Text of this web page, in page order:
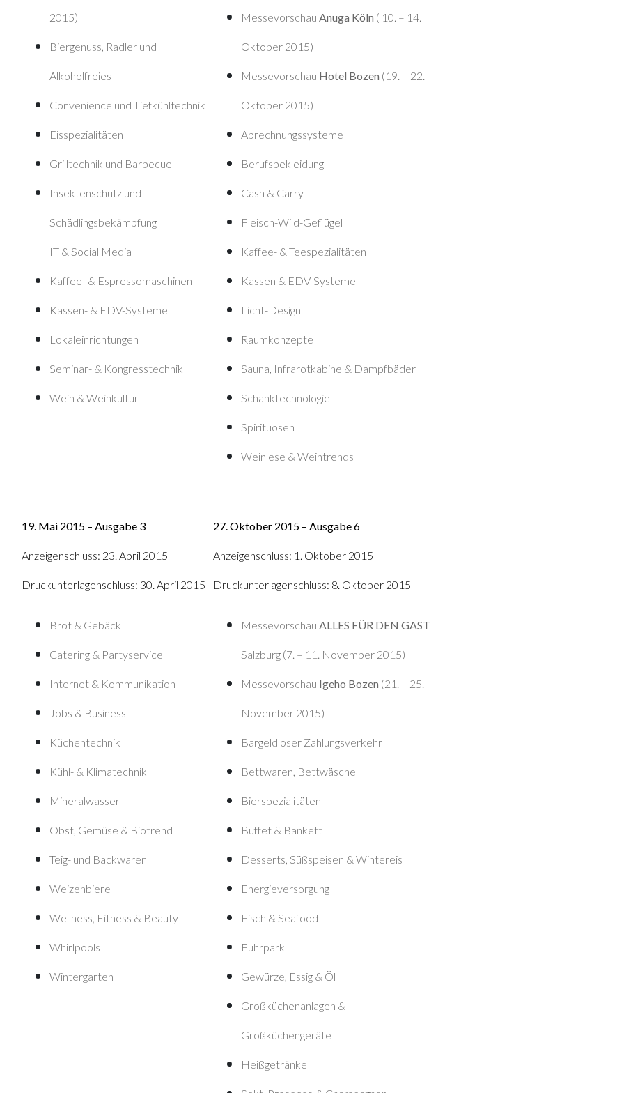
2015)
Biergenuss, Radler und
Alkoholfreies
Convenience und Tiefkühltechnik
Eisspezialitäten
Grilltechnik und Barbecue
Insektenschutz und
Schädlingsbekämpfung
IT & Social Media
Kaffee- & Espressomaschinen
Kassen- & EDV-Systeme
Lokaleinrichtungen
Seminar- & Kongresstechnik
Wein & Weinkultur
Messevorschau Anuga Köln ( 10. – 14.
Oktober 2015)
Messevorschau Hotel Bozen (19. – 22.
Oktober 2015)
Abrechnungssysteme
Berufsbekleidung
Cash & Carry
Fleisch-Wild-Geflügel
Kaffee- & Teespezialitäten
Kassen & EDV-Systeme
Licht-Design
Raumkonzepte
Sauna, Infrarotkabine & Dampfbäder
Schanktechnologie
Spirituosen
Weinlese & Weintrends
19. Mai 2015 – Ausgabe 3
Anzeigenschluss: 23. April 2015
Druckunterlagenschluss: 30. April 2015
Brot & Gebäck
Catering & Partyservice
Internet & Kommunikation
Jobs & Business
Küchentechnik
Kühl- & Klimatechnik
Mineralwasser
Obst, Gemüse & Biotrend
Teig- und Backwaren
Weizenbiere
Wellness, Fitness & Beauty
Whirlpools
Wintergarten
27. Oktober 2015 – Ausgabe 6
Anzeigenschluss: 1. Oktober 2015
Druckunterlagenschluss: 8. Oktober 2015
Messevorschau ALLES FÜR DEN GAST
Salzburg (7. – 1 1 . November 201 5)
Messevorschau Igeho Bozen (21. – 25.
November 2015)
Bargeldloser Zahlungsverkehr
Bettwaren, Bettwäsche
Bierspezialitäten
Buffet & Bankett
Desserts, Süßspeisen & Wintereis
Energieversorgung
Fisch & Seafood
Fuhrpark
Gewürze, Essig & Öl
Großküchenanlagen &
Großküchengeräte
Heißgetränke